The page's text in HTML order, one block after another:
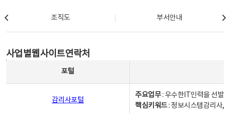
조직도 부서안내
사업별웹사이트연락처
포털
감리사포털
주요업무: 우수한IT인력을 선발
핵심키워드: 정보시스템감리사,